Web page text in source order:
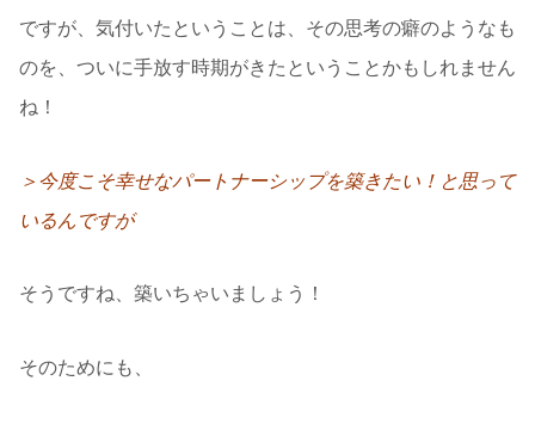
ですが、気付いたということは、その思考の癖のようなも
のを、ついに手放す時期がきたということかもしれません
ね！
＞今度こそ幸せなパートナーシップを築きたい！と思って
いるんですが
そうですね、築いちゃいましょう！
そのためにも、